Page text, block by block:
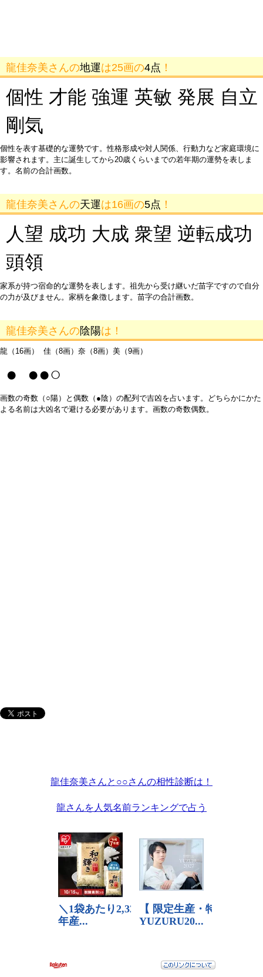
龍佳奈美さんの地運は25画の4点 ！
個性 才能 強運 英敏 発展 自立
剛気
個性を表す基礎的な運勢です。性格形成や対人関係、行動力など家庭環境に
影響されます。主に誕生してから20歳くらいまでの若年期の運勢を表しま
す。名前の合計画数。
龍佳奈美さんの天運は16画の5点 ！
人望 成功 大成 衆望 逆転成功
頭領
家系が持つ宿命的な運勢を表します。祖先から受け継いだ苗字ですので自分
の力が及びません。家柄を象徴します。苗字の合計画数。
龍佳奈美さんの陰陽は！
龍（16画） 佳（8画）奈（8画）美（9画）
● ●●○
画数の奇数（○陽）と偶数（●陰）の配列で吉凶を占います。どちらかにかた
よる名前は大凶名で避ける必要があります。画数の奇数偶数。
龍佳奈美さんと○○さんの相性診断は！
龍さんを人気名前ランキングで占う